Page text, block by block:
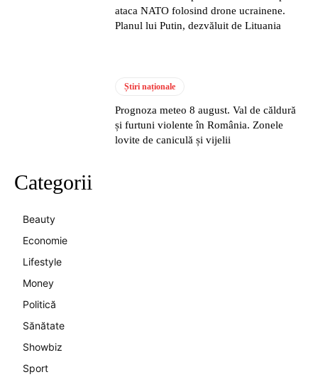
ataca NATO folosind drone ucrainene.
Planul lui Putin, dezvăluit de Lituania
Știri naționale
Prognoza meteo 8 august. Val de căldură
și furtuni violente în România. Zonele
lovite de caniculă și vijelii
Categorii
Beauty
Economie
Lifestyle
Money
Politică
Sănătate
Showbiz
Sport